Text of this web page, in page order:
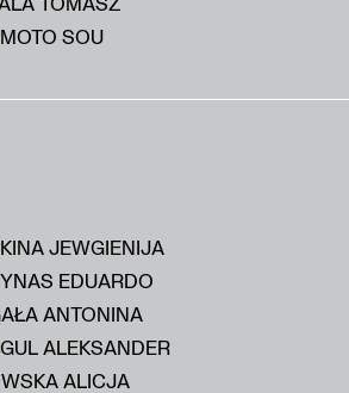
SOU
JEWGIENIJA
EDUARDO
ANTONINA
ALEKSANDER
ALICJA